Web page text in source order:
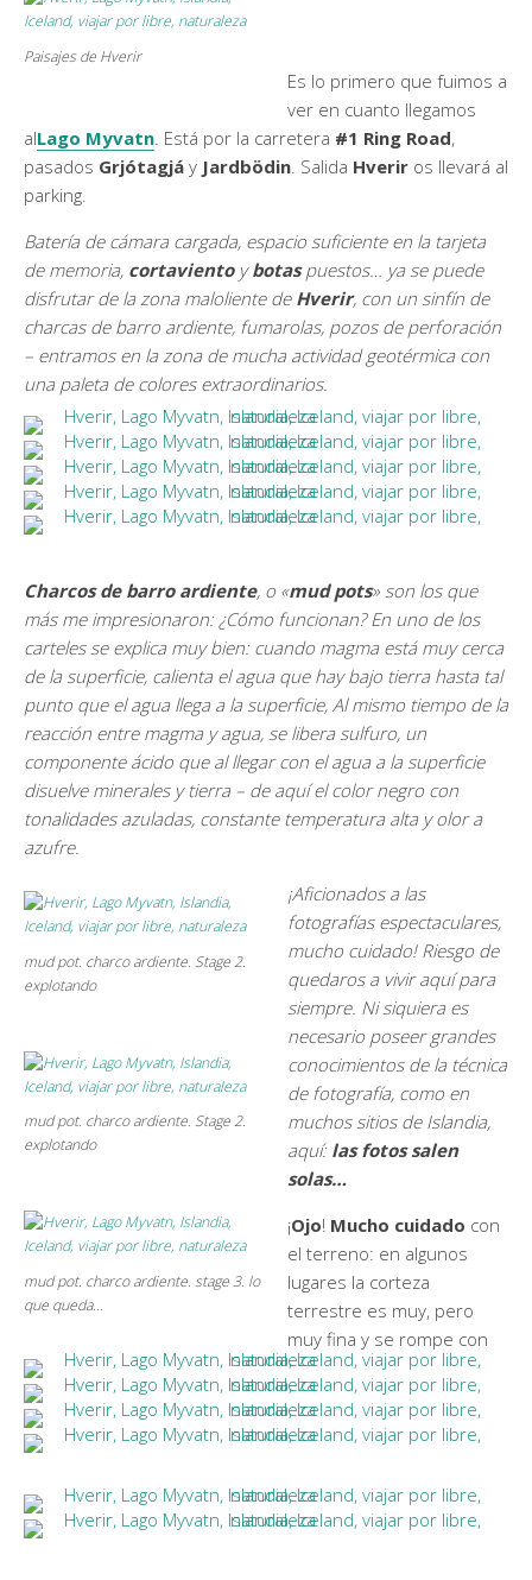
Paisajes de Hverir
Es lo primero que fuimos a
ver en cuanto llegamos
alLago Myvatn. Está por la carretera #1 Ring Road,
pasados Grjótagjá y Jardbödin. Salida Hverir os llevará al
parking.
Batería de cámara cargada, espacio suficiente en la tarjeta
de memoria, cortavientoybotaspuestos… ya se puede
disfrutar de la zona maloliente de Hverir, con un sinfín de
charcas de barro ardiente, fumarolas, pozos de perforación
– entramos en la zona de mucha actividad geotérmica con
una paleta de colores extraordinarios.
Charcos de barro ardiente, o «mud pots» son los que
más me impresionaron: ¿Cómo funcionan? En uno de los
carteles se explica muy bien: cuando magma está muy cerca
de la superficie, calienta el agua que hay bajo tierra hasta tal
punto que el agua llega a la superficie, Al mismo tiempo de la
reacción entre magma y agua, se libera sulfuro, un
componente ácido que al llegar con el agua a la superficie
disuelve minerales y tierra – de aquí el color negro con
tonalidades azuladas, constante temperatura alta y olor a
azufre.
mud pot. charco ardiente. Stage 2.
explotando
mud pot. charco ardiente. Stage 2.
explotando
mud pot. charco ardiente. stage 3. lo
que queda…
¡Aficionados a las
fotografías espectaculares,
mucho cuidado! Riesgo de
quedaros a vivir aquí para
siempre. Ni siquiera es
necesario poseer grandes
conocimientos de la técnica
de fotografía, como en
muchos sitios de Islandia,
aquí: las fotos salen
solas…
¡Ojo! Mucho cuidado con
el terreno: en algunos
lugares la corteza
terrestre es muy, pero
muy fina y se rompe con